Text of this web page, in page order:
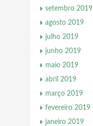
setembro 2019
agosto 2019
julho 2019
junho 2019
maio 2019
abril 2019
março 2019
fevereiro 2019
janeiro 2019